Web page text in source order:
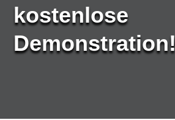
kostenlose
Demonstration!